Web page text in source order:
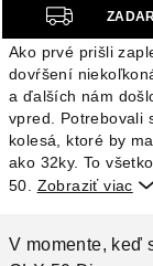
Ako prvé prišli
dovŕšení
a ďalších nám
vpred. Potrebovali
kolesá, ktoré by
ako 32ky. To
50. Zobraziť viac 
Z
A
D
A
R
M
O
V momente, keď